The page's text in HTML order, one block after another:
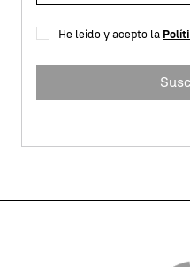
He leído y acepto la